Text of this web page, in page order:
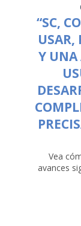
“SC,
USAR,
Y UNA
Vea
avances